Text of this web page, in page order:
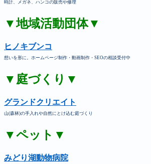
時計、メガネ、ハンコの販売や修理
▼地域活動団体▼
ヒノキブンコ
想いを形に。ホームページ制作・動画制作・SEOの相談受付中
▼庭づくり▼
グランドクリエイト
山(森林)の手入れや自然にとけ込む庭づくり
▼ペット▼
みどり湖動物病院